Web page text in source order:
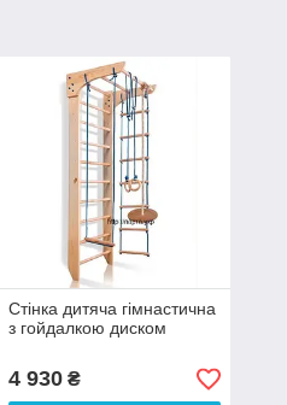
Стінка дитяча гімнастична
з гойдалкою диском
4 930₴